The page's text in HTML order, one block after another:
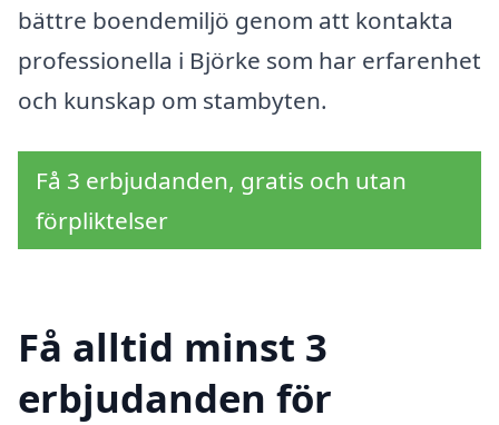
bättre boendemiljö genom att kontakta
professionella i Björke som har erfarenhet
och kunskap om stambyten.
Få 3 erbjudanden, gratis och utan
förpliktelser
Få alltid minst 3
erbjudanden för